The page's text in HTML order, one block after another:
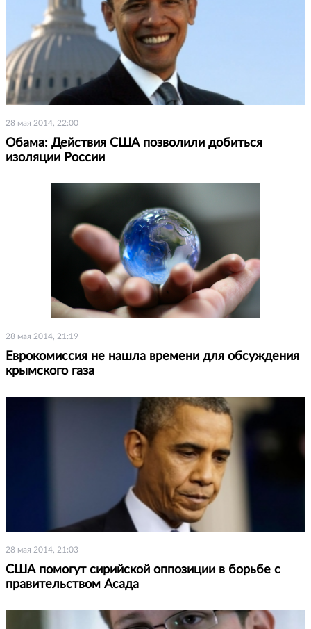
28 мая 2014, 22:00
Обама: Действия США позволили добиться
изоляции России
28 мая 2014, 21:19
Еврокомиссия не нашла времени для обсуждения
крымского газа
28 мая 2014, 21:03
США помогут сирийской оппозиции в борьбе с
правительством Асада